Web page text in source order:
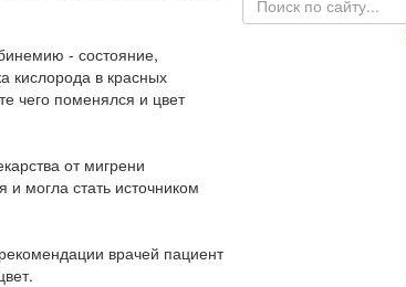
- состояние,
кислорода в красных
чего поменялся и цвет
от мигрени
могла стать источником
врачей пациент